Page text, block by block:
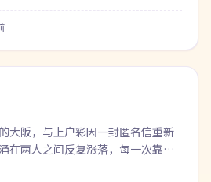
大阪，与上户彩因一封匿名信重新
在两人之间反复涨落，每一次靠近